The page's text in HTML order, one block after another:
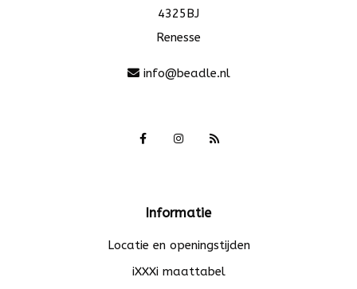
4325BJ
Renesse
info@beadle.nl
Informatie
Locatie en openingstijden
iXXXi maattabel